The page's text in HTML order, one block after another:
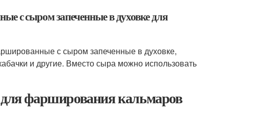
с сыром запеченные в духовке для
с сыром запеченные в духовке,
и другие. Вместо сыра можно использовать
фарширования кальмаров